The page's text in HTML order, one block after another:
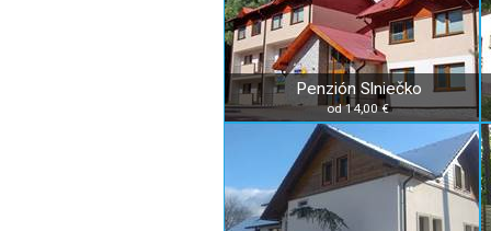
Penzión Slniečko
od 14,00 €